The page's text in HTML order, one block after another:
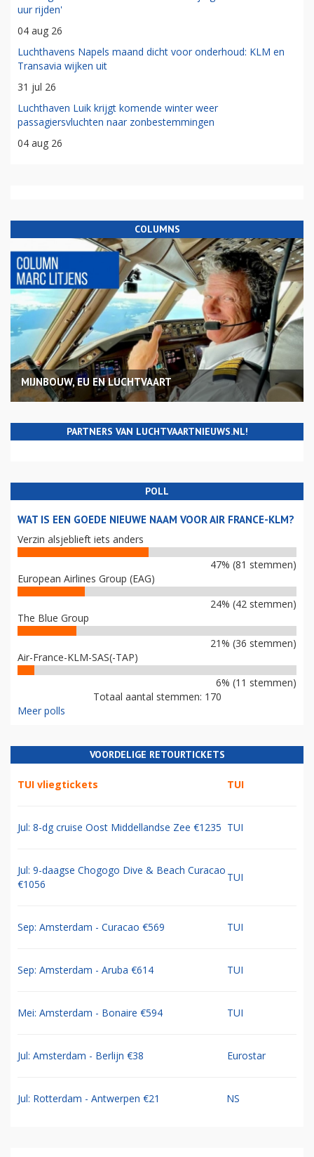
uur rijden'
04 aug 26
Luchthavens Napels maand dicht voor onderhoud: KLM en
Transavia wijken uit
31 jul 26
Luchthaven Luik krijgt komende winter weer
passagiersvluchten naar zonbestemmingen
04 aug 26
COLUMNS
MIJNBOUW, EU EN LUCHTVAART
PARTNERS VAN LUCHTVAARTNIEUWS.NL!
POLL
WAT IS EEN GOEDE NIEUWE NAAM VOOR AIR FRANCE-KLM?
Verzin alsjeblieft iets anders
47% (81 stemmen)
European Airlines Group (EAG)
24% (42 stemmen)
The Blue Group
21% (36 stemmen)
Air-France-KLM-SAS(-TAP)
6% (11 stemmen)
Totaal aantal stemmen: 170
Meer polls
VOORDELIGE RETOURTICKETS
TUI vliegtickets TUI
Jul: 8-dg cruise Oost Middellandse Zee €1235 TUI
Jul: 9-daagse Chogogo Dive & Beach Curacao
€1056
TUI
Sep: Amsterdam - Curacao €569 TUI
Sep: Amsterdam - Aruba €614 TUI
Mei: Amsterdam - Bonaire €594 TUI
Jul: Amsterdam - Berlijn €38 Eurostar
Jul: Rotterdam - Antwerpen €21 NS